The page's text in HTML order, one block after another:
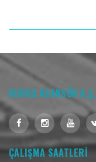
KURGU ASANSÖR A.Ş.
ÇALIŞMA SAATLERİ